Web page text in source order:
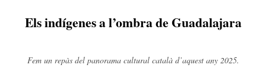
Els indígenes a l’ombra de Guadalajara
Fem un repàs del panorama cultural català d’aquest any 2025.